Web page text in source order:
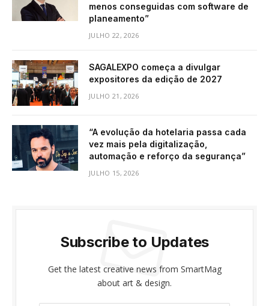
menos conseguidas com software de
planeamento”
JULHO 22, 2026
SAGALEXPO começa a divulgar
expositores da edição de 2027
JULHO 21, 2026
“A evolução da hotelaria passa cada
vez mais pela digitalização,
automação e reforço da segurança”
JULHO 15, 2026
Subscribe to Updates
Get the latest creative news from SmartMag
about art & design.